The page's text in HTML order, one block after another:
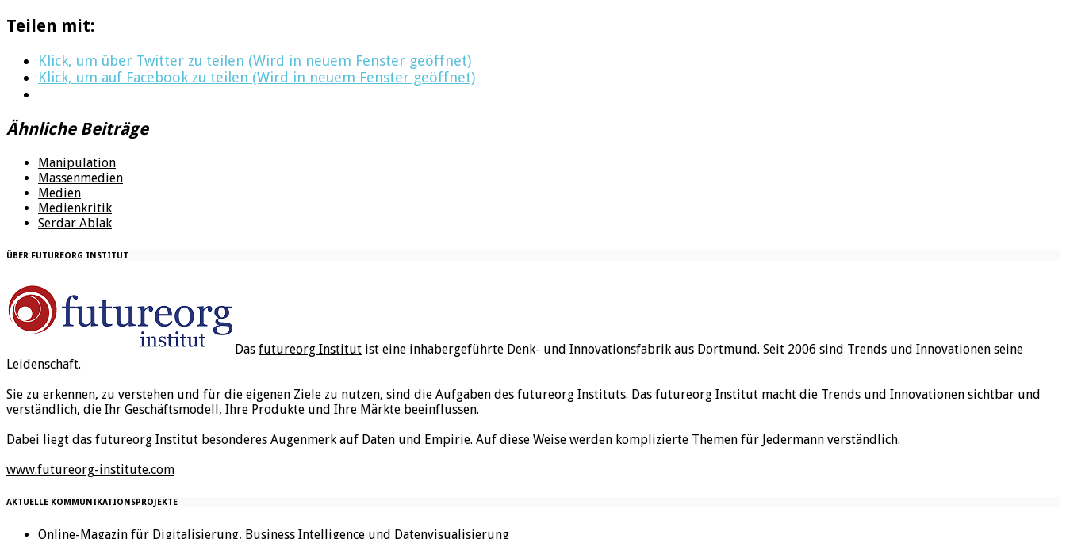
Teilen mit:
Klick, um über Twitter zu teilen (Wird in neuem Fenster geöffnet)
Klick, um auf Facebook zu teilen (Wird in neuem Fenster geöffnet)
Ähnliche Beiträge
Manipulation
Massenmedien
Medien
Medienkritik
Serdar Ablak
ÜBER FUTUREORG INSTITUT
Das futureorg Institut ist eine inhabergeführte Denk- und Innovationsfabrik aus Dortmund. Seit 2006 sind Trends und Innovationen seine
Leidenschaft.
Sie zu erkennen, zu verstehen und für die eigenen Ziele zu nutzen, sind die Aufgaben des futureorg Instituts. Das futureorg Institut macht die Trends und Innovationen sichtbar und
verständlich, die Ihr Geschäftsmodell, Ihre Produkte und Ihre Märkte beeinflussen.
Dabei liegt das futureorg Institut besonderes Augenmerk auf Daten und Empirie. Auf diese Weise werden komplizierte Themen für Jedermann verständlich.
www.futureorg-institute.com
AKTUELLE KOMMUNIKATIONSPROJEKTE
Online-Magazin für Digitalisierung, Business Intelligence und Datenvisualisierung